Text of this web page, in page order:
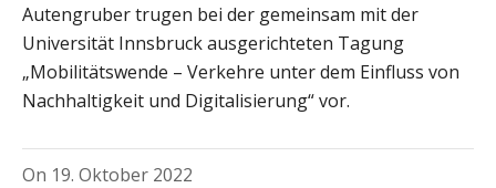
Autengruber trugen bei der gemeinsam mit der
Universität Innsbruck ausgerichteten Tagung
„Mobilitätswende – Verkehre unter dem Einfluss von
Nachhaltigkeit und Digitalisierung“ vor.
On 19. Oktober 2022